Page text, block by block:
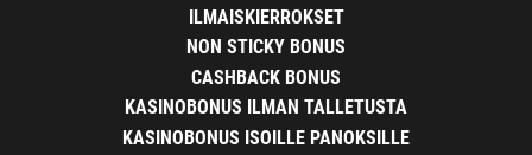
ILMAISKIERROKSET
NON STICKY BONUS
CASHBACK BONUS
KASINOBONUS ILMAN TALLETUSTA
KASINOBONUS ISOILLE PANOKSILLE